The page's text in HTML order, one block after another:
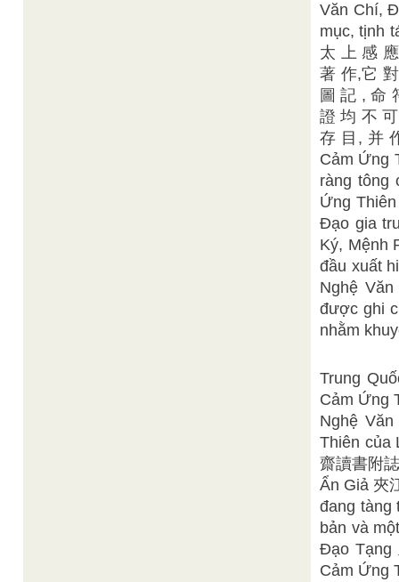
Văn Chí,
mục, tịnh
太 上 感
著 作,它
圖 記 , 命
證 均 不
存 目, 并
Cảm Ứng
ràng tông
Ứng
Đạo gia
Ký, Mệnh
đầu xuất
Nghệ
được ghi
nhằm
Trung
Cảm Ứng
Nghệ
Thiên của
齋讀書附
Ẩn Giả 夾
đang tàng
bản và
Đạo Tạng
Cảm Ứng